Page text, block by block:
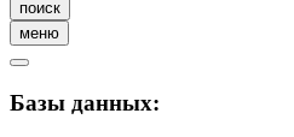
поиск
меню
Базы данных: